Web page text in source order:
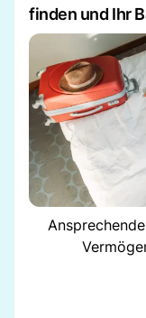
finden und Ihr